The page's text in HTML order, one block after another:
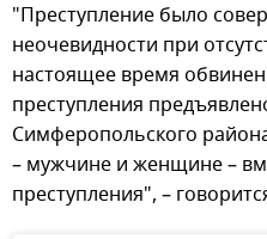
"Преступление было
неочевидности при
настоящее время
преступления
Симферопольского
– мужчине и женщине –
преступления", –